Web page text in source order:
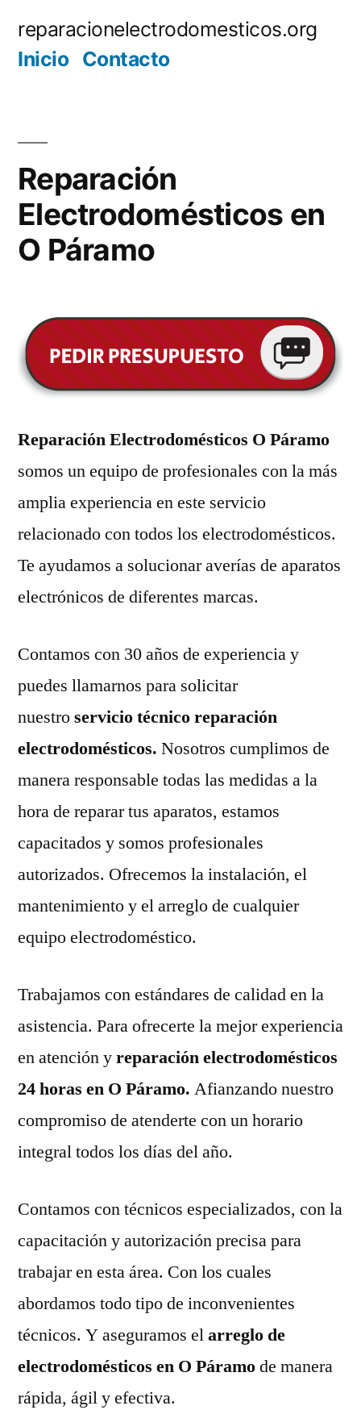
reparacionelectrodomesticos.org
Inicio Contacto
Reparación
Electrodomésticos en
O Páramo
Reparación Electrodomésticos O Páramo
somos un equipo de profesionales con la más
amplia experiencia en este servicio
relacionado con todos los electrodomésticos.
Te ayudamos a solucionar averías de aparatos
electrónicos de diferentes marcas.
Contamos con 30 años de experiencia y
puedes llamarnos para solicitar
nuestroservicio técnico reparación
electrodomésticos. Nosotros cumplimos de
manera responsable todas las medidas a la
hora de reparar tus aparatos, estamos
capacitados y somos profesionales
autorizados. Ofrecemos la instalación, el
mantenimiento y el arreglo de cualquier
equipo electrodoméstico.
Trabajamos con estándares de calidad en la
asistencia. Para ofrecerte la mejor experiencia
en atención yreparación electrodomésticos
24 horas en O Páramo. Afianzando nuestro
compromiso de atenderte con un horario
integral todos los días del año.
Contamos con técnicos especializados, con la
capacitación y autorización precisa para
trabajar en esta área. Con los cuales
abordamos todo tipo de inconvenientes
técnicos. Y aseguramos elarreglo de
electrodomésticos en O Páramode manera
rápida, ágil y efectiva.